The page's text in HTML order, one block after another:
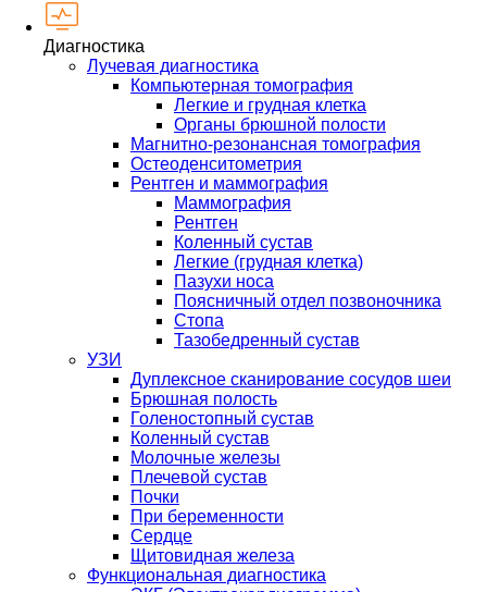
Диагностика
Лучевая диагностика
Компьютерная томография
Легкие и грудная клетка
Органы брюшной полости
Магнитно-резонансная томография
Остеоденситометрия
Рентген и маммография
Маммография
Рентген
Коленный сустав
Легкие (грудная клетка)
Пазухи носа
Поясничный отдел позвоночника
Стопа
Тазобедренный сустав
УЗИ
Дуплексное сканирование сосудов шеи
Брюшная полость
Голеностопный сустав
Коленный сустав
Молочные железы
Плечевой сустав
Почки
При беременности
Сердце
Щитовидная железа
Функциональная диагностика